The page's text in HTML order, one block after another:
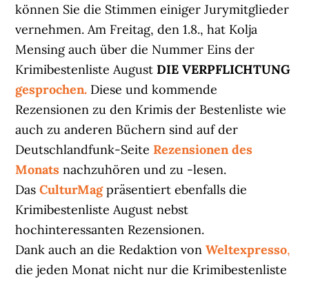
können Sie die Stimmen einiger Jurymitglieder
vernehmen. Am Freitag, den 1.8., hat Kolja
Mensing auch über die Nummer Eins der
Krimibestenliste AugustDIE VERPFLICHTUNG
gesprochen. Diese und kommende
Rezensionen zu den Krimis der Bestenliste wie
auch zu anderen Büchern sind auf der
Deutschlandfunk-Seite Rezensionen des
Monats nachzuhören und zu -lesen.
DasCulturMag präsentiert ebenfalls die
Krimibestenliste August nebst
hochinteressanten Rezensionen.
Dank auch an die Redaktion vonWeltexpresso,
die jeden Monat nicht nur die Krimibestenliste